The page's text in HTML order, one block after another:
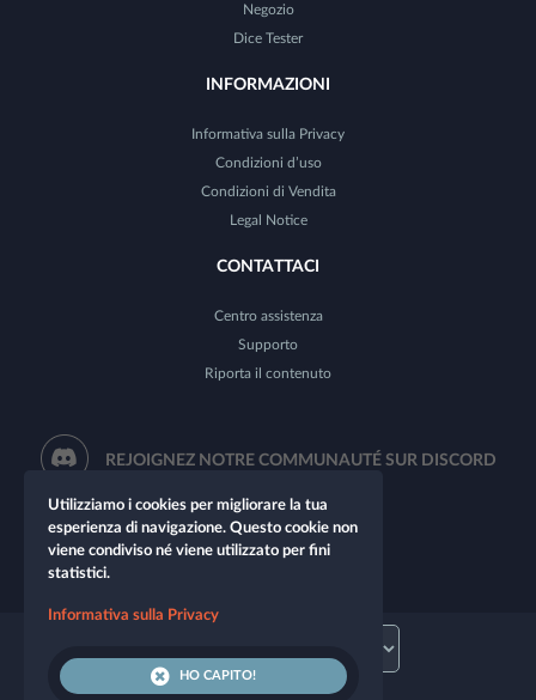
Negozio
Dice Tester
INFORMAZIONI
Informativa sulla Privacy
Condizioni d’uso
Condizioni di Vendita
Legal Notice
CONTATTACI
Centro assistenza
Supporto
Riporta il contenuto
REJOIGNEZ NOTRE COMMUNAUTÉ SUR DISCORD
Utilizziamo i cookies per migliorare la tua
esperienza di navigazione. Questo cookie non
viene condiviso né viene utilizzato per fini
statistici.
Informativa sulla Privacy
HO CAPITO!